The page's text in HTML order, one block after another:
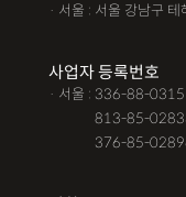
· 서울 : 서울 강남구
사업자 등록번호
· 서울 : 336-88-
813-85-
376-85-